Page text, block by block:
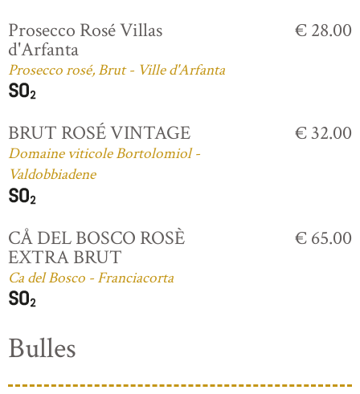
Prosecco Rosé Villas
d'Arfanta
Prosecco rosé, Brut - Ville d'Arfanta
€ 28.00
BRUT ROSÉ VINTAGE
Domaine viticole Bortolomiol -
Valdobbiadene
€ 32.00
CÅ DEL BOSCO ROSÈ
EXTRA BRUT
Ca del Bosco - Franciacorta
€ 65.00
Bulles